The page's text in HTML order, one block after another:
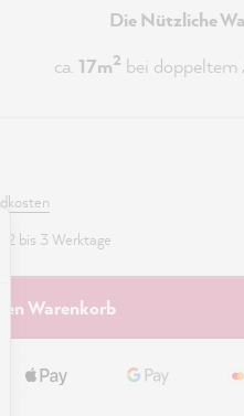
Die Nützliche
ca. 17m2 bei
2 bis 3 Werktage
Warenkorb